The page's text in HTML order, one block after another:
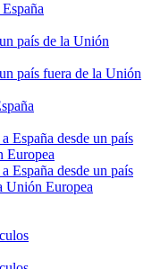
país de la Unión
país fuera de la Unión
España desde un país
Europea
España desde un país
Unión Europea